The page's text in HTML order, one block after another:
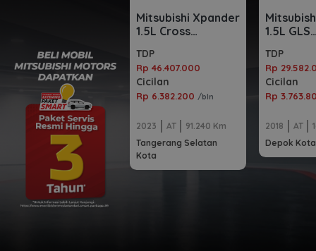
Mitsubishi Xpander
1.5L Cross
TDP
Rp 46.407.000
Cicilan
Rp 6.382.200 /bln
2023 AT
91.240 Km
Tangerang Selatan
Kota
1.5L GLS
TDP
Rp
Cicilan
Rp
2018 AT
Depok Kota